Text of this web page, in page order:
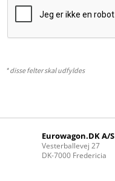
* disse felter skal udfyldes
Eurowagon.DK A/S
Vesterballevej 27
DK-7000 Fredericia